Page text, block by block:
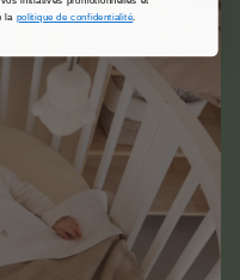
la politique de confidentialité